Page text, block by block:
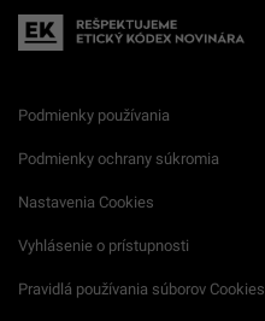
Podmienky používania
Podmienky ochrany súkromia
Nastavenia Cookies
Vyhlásenie o prístupnosti
Pravidlá používania súborov Cookies